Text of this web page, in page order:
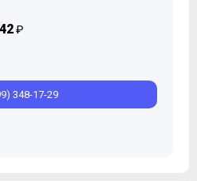
₽
348-17-29